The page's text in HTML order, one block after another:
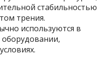
стабильностью
трения.
используются в
оборудовании,